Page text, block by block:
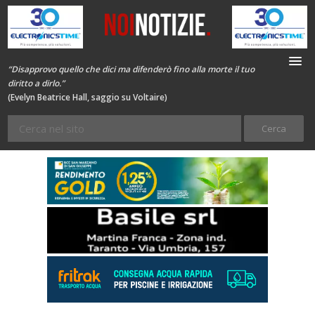
“Disapprovo quello che dici ma difenderò fino alla morte il tuo
diritto a dirlo.”
(Evelyn Beatrice Hall, saggio su Voltaire)